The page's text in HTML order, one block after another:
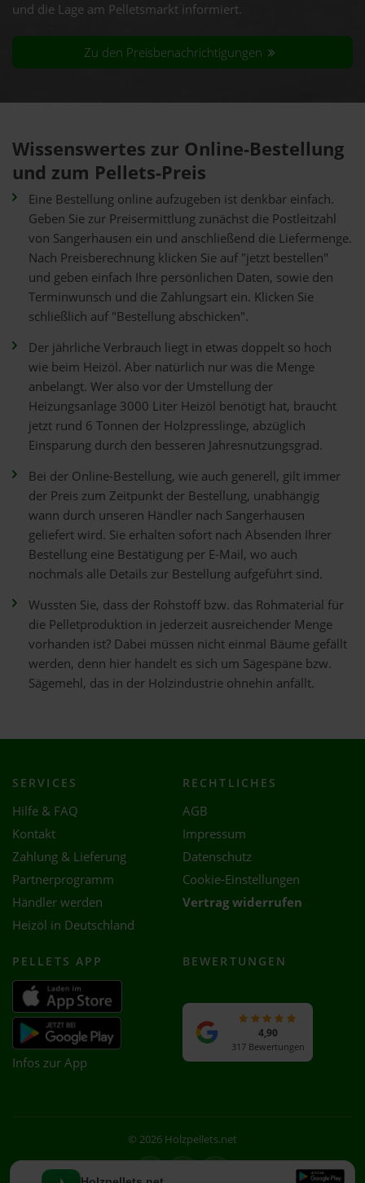
und die Lage am Pelletsmarkt informiert.
Zu den Preisbenachrichtigungen
Wissenswertes zur Online-Bestellung
und zum Pellets-Preis
Eine Bestellung online aufzugeben ist denkbar einfach.
Geben Sie zur Preisermittlung zunächst die Postleitzahl
von Sangerhausen ein und anschließend die Liefermenge.
Nach Preisberechnung klicken Sie auf "jetzt bestellen"
und geben einfach Ihre persönlichen Daten, sowie den
Terminwunsch und die Zahlungsart ein. Klicken Sie
schließlich auf "Bestellung abschicken".
Der jährliche Verbrauch liegt in etwas doppelt so hoch
wie beim Heizöl. Aber natürlich nur was die Menge
anbelangt. Wer also vor der Umstellung der
Heizungsanlage 3000 Liter Heizöl benötigt hat, braucht
jetzt rund 6 Tonnen der Holzpresslinge, abzüglich
Einsparung durch den besseren Jahresnutzungsgrad.
Bei der Online-Bestellung, wie auch generell, gilt immer
der Preis zum Zeitpunkt der Bestellung, unabhängig
wann durch unseren Händler nach Sangerhausen
geliefert wird. Sie erhalten sofort nach Absenden Ihrer
Bestellung eine Bestätigung per E-Mail, wo auch
nochmals alle Details zur Bestellung aufgeführt sind.
Wussten Sie, dass der Rohstoff bzw. das Rohmaterial für
die Pelletproduktion in jederzeit ausreichender Menge
vorhanden ist? Dabei müssen nicht einmal Bäume gefällt
werden, denn hier handelt es sich um Sägespäne bzw.
Sägemehl, das in der Holzindustrie ohnehin anfällt.
SERVICES
Hilfe & FAQ
Kontakt
Zahlung & Lieferung
Partnerprogramm
Händler werden
Heizöl in Deutschland
RECHTLICHES
AGB
Impressum
Datenschutz
Cookie-Einstellungen
Vertrag widerrufen
PELLETS APP
Infos zur App
BEWERTUNGEN
4,90
317 Bewertungen
© 2026 Holzpellets.net
Facebook